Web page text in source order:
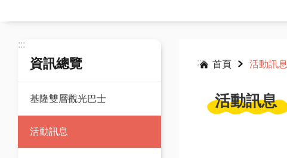
:::
資訊總覽
基隆雙層觀光巴士
活動訊息
::: 首頁 活動訊息
活動訊息